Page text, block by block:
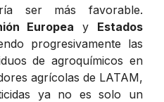
ser más favorable.
Europea y Estados
progresivamente las
de agroquímicos en
agrícolas de LATAM,
ya no es solo un